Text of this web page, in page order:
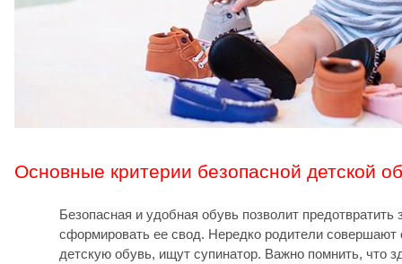
Основные критерии безопасной детской
Безопасная и удобная обувь позволит предотвратить
сформировать ее свод. Нередко родители
детскую обувь, ищут супинатор. Важно помнить, что